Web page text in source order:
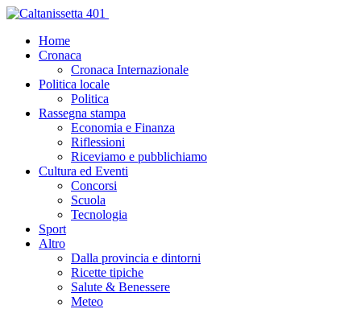
Home
Cronaca
Cronaca Internazionale
Politica locale
Politica
Rassegna stampa
Economia e Finanza
Riflessioni
Riceviamo e pubblichiamo
Cultura ed Eventi
Concorsi
Scuola
Tecnologia
Sport
Altro
Dalla provincia e dintorni
Ricette tipiche
Salute & Benessere
Meteo